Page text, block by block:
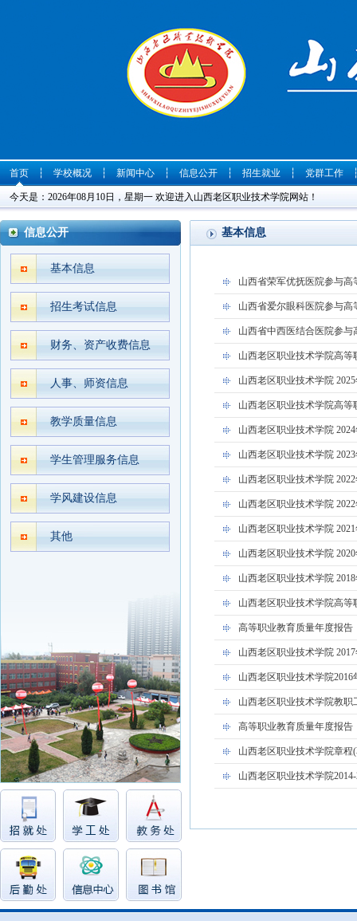
首页
今天是：2026年08月10日，星期一 欢迎进入山西老区职业技术学院网站！
┆ 学校概况 ┆ 新闻中心 ┆ 信息公开 ┆ 招生就业 ┆ 党群工作
信息公开
基本信息
招生考试信息
财务、资产收费信息
人事、师资信息
教学质量信息
学生管理服务信息
学风建设信息
其他
基本信息
山西省荣军优抚医院参与
山西省爱尔眼科医院参与
山西省中西医结合医院参
山西老区职业技术学院高等
山西老区职业技术学院
山西老区职业技术学院高等
山西老区职业技术学院
山西老区职业技术学院
山西老区职业技术学院
山西老区职业技术学院
山西老区职业技术学院
山西老区职业技术学院
山西老区职业技术学院
山西老区职业技术学院高等
高等职业教育质量年度报告
山西老区职业技术学院
山西老区职业技术学院
山西老区职业技术学院教
高等职业教育质量年度报告
山西老区职业技术学院章程
山西老区职业技术学院